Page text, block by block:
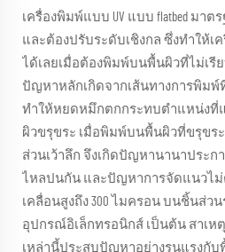
เครื่องพิมพ์แบบ UV แบบ flatbed มา
และต้องปรับระดับเชิงกล ซึ่งทำให้เ
ได้เลยเมื่อต้องพิมพ์บนพื้นผิวที่ไม่เ
ปัญหาหลักเกิดจากเส้นทางการพิม
ทำให้หยดหมึกตกกระทบตำแหน่ง
ผิวขรุขระ เมื่อพิมพ์บนพื้นผิวที่ขรุขร
ส่วนเว้าลึก จึงเกิดปัญหานานาประก
ไหลปนกัน และปัญหาการจัดแนวไ
เคลื่อนสูงถึง 300 ไมครอน บนชิ้นส่ว
อุปกรณ์อิเล็กทรอนิกส์ เป็นต้น สาเห
เหล่านี้ประสบปัญหาอย่างรุนแรงกับ